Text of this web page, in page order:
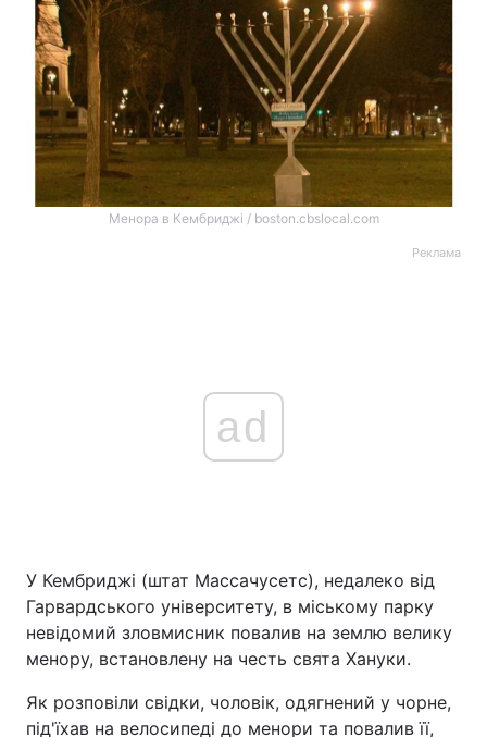
Менора в Кембриджі / boston.cbslocal.com
Реклама
ad
У Кембриджі (штат Массачусетс), недалеко від
Гарвардського університету, в міському парку
невідомий зловмисник повалив на землю велику
менору, встановлену на честь свята Хануки.
Як розповіли свідки, чоловік, одягнений у чорне,
під'їхав на велосипеді до менори та повалив її,